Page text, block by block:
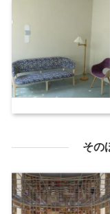
その